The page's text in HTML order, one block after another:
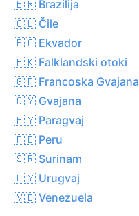
🇧🇷 Brazilija
🇨🇱 Čile
🇪🇨 Ekvador
🇫🇰 Falklandski otoki
🇬🇫 Francoska Gvajana
🇬🇾 Gvajana
🇵🇾 Paragvaj
🇵🇪 Peru
🇸🇷 Surinam
🇺🇾 Urugvaj
🇻🇪 Venezuela